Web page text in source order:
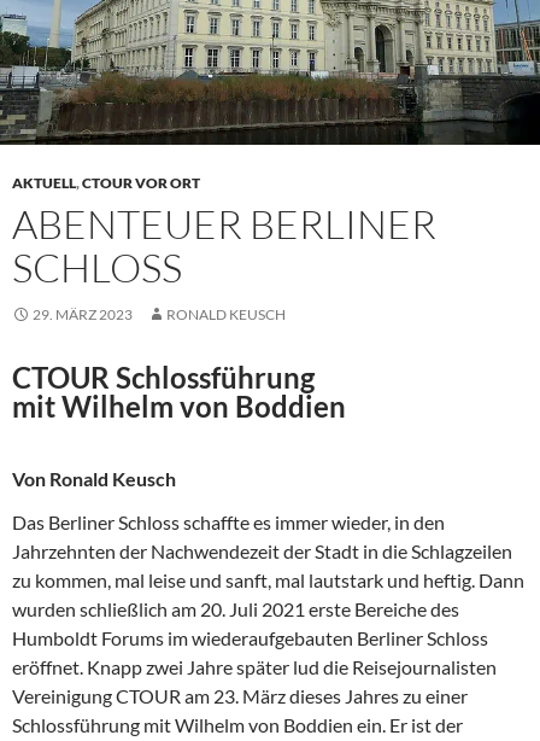
AKTUELL,CTOUR VOR ORT
ABENTEUER BERLINER
SCHLOSS
29. MÄRZ 2023 RONALD KEUSCH
CTOUR Schlossführung
mit Wilhelm von Boddien
Von Ronald Keusch
Das Berliner Schloss schaffte es immer wieder, in den
Jahrzehnten der Nachwendezeit der Stadt in die Schlagzeilen
zu kommen, mal leise und sanft, mal lautstark und heftig. Dann
wurden schließlich am 20. Juli 2021 erste Bereiche des
Humboldt Forums im wiederaufgebauten Berliner Schloss
eröffnet. Knapp zwei Jahre später lud die Reisejournalisten
Vereinigung CTOUR am 23. März dieses Jahres zu einer
Schlossführung mit Wilhelm von Boddien ein. Er ist der